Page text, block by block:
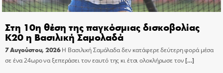
Στη 10η θέση της παγκόσμιας δισκοβολίας
Κ20 η Βασιλική Σαμολαδά
7 Αυγούστου, 2026 Η Βασιλική Σαμόλαδα δεν κατάφερε δεύτερη φορά μέσα
σε ένα 24ωρο να ξεπεράσει τον εαυτό της κι έτσι ολοκλήρωσε τον[…]